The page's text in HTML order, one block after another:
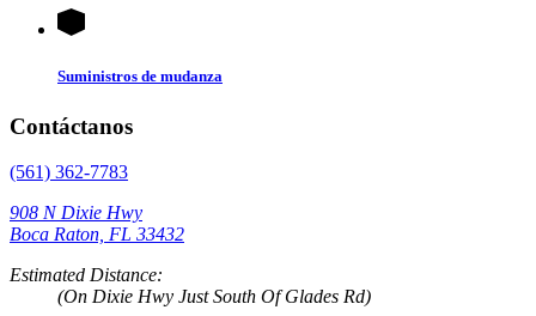
Suministros de mudanza
Contáctanos
(561) 362-7783
908 N Dixie Hwy
Boca Raton, FL 33432
Estimated Distance:
(On Dixie Hwy Just South Of Glades Rd)